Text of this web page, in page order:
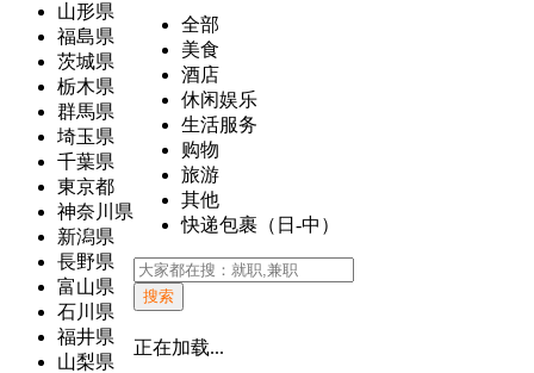
山形県
福島県
茨城県
栃木県
群馬県
埼玉県
千葉県
東京都
神奈川県
新潟県
長野県
富山県
石川県
福井県
山梨県
全部
美食
酒店
休闲娱乐
生活服务
购物
旅游
其他
快递包裹（日-中）
搜索
正在加载...